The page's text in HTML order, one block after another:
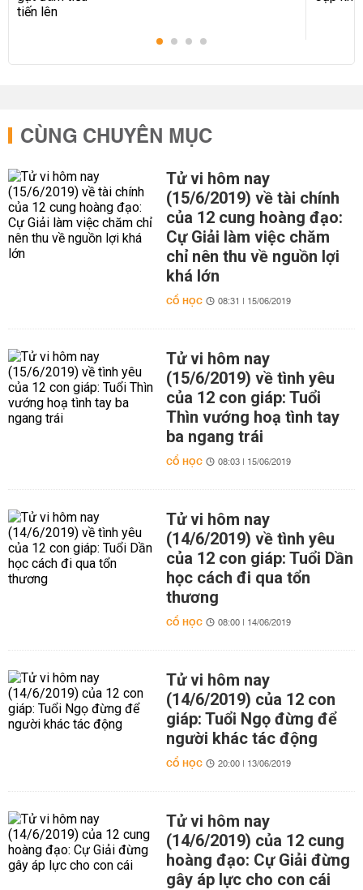
CÙNG CHUYÊN MỤC
Tử vi hôm nay
(15/6/2019) về tài chính
của 12 cung hoàng đạo:
Cự Giải làm việc chăm
chỉ nên thu về nguồn lợi
khá lớn
CỔ HỌC 08:31 | 15/06/2019
Tử vi hôm nay
(15/6/2019) về tình yêu
của 12 con giáp: Tuổi
Thìn vướng hoạ tình tay
ba ngang trái
CỔ HỌC 08:03 | 15/06/2019
Tử vi hôm nay
(14/6/2019) về tình yêu
của 12 con giáp: Tuổi Dần
học cách đi qua tổn
thương
CỔ HỌC 08:00 | 14/06/2019
Tử vi hôm nay
(14/6/2019) của 12 con
giáp: Tuổi Ngọ đừng để
người khác tác động
CỔ HỌC 20:00 | 13/06/2019
Tử vi hôm nay
(14/6/2019) của 12 cung
hoàng đạo: Cự Giải đừng
gây áp lực cho con cái